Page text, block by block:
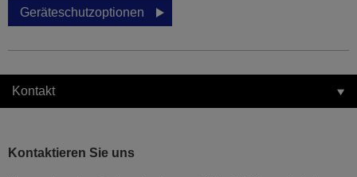
Geräteschutzoptionen
Kontakt
Kontaktieren Sie uns